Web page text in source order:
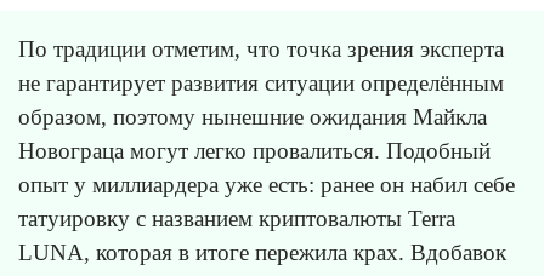
По традиции отметим, что точка зрения эксперта
не гарантирует развития ситуации определённым
образом, поэтому нынешние ожидания Майкла
Новограца могут легко провалиться. Подобный
опыт у миллиардера уже есть: ранее он набил себе
татуировку с названием криптовалюты Terra
LUNA, которая в итоге пережила крах. Вдобавок